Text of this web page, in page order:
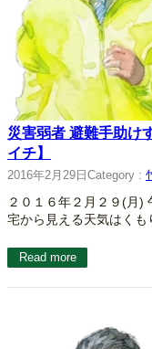
災害弱者 避難手助け
イチ】
2016年2月29日 Category :
２０１６年２月２９(月)
宅から見える天気はく
Read more